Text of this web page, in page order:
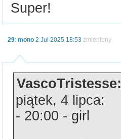
Super!
29: mono 2 Jul 2025 18:53 zmieniony
VascoTristesse:
piątek, 4 lipca:
- 20:00 - girl